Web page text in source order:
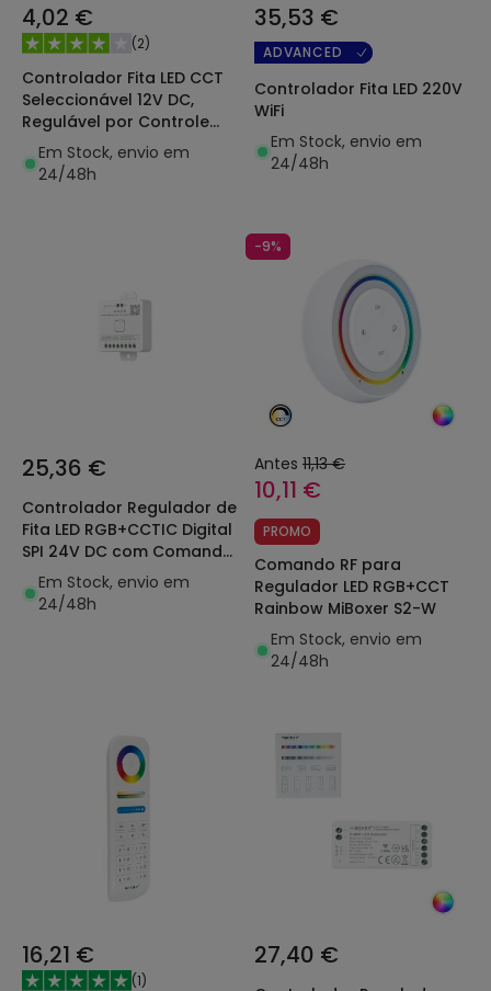
4,02 €
(2)
Controlador Fita LED CCT
Seleccionável 12V DC,
Regulável por Controle
Remoto IR 23 Botões
Em Stock, envio em
24/48h
35,53 €
ADVANCED
Controlador Fita LED 220V
WiFi
Em Stock, envio em
24/48h
25,36 €
Controlador Regulador de
Fita LED RGB+CCTIC Digital
SPI 24V DC com Comando
e Bluetooth
Em Stock, envio em
24/48h
-9%
Antes 11,13 €
10,11 €
PROMO
Comando RF para
Regulador LED RGB+CCT
Rainbow MiBoxer S2-W
Em Stock, envio em
24/48h
16,21 €
(1)
27,40 €